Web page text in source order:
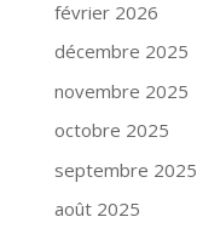
février 2026
décembre 2025
novembre 2025
octobre 2025
septembre 2025
août 2025